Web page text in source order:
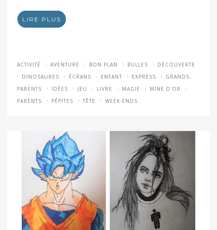
LIRE PLUS
ACTIVITÉ AVENTURE BON PLAN BULLES
DÉCOUVERTE
DINOSAURES
ÉCRANS ENFANT EXPRESS
GRANDS-
PARENTS
IDÉES JEU LIVRE MAGIE
MINE D'OR
PARENTS
PÉPITES TÊTE WEEK-ENDS